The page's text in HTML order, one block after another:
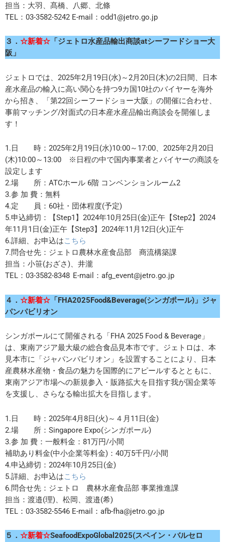
担当：大羽、髙橋、八郷、北條
TEL：03-3582-5242 E-mail：odd1@jetro.go.jp
３． ☆新着☆ 「ジェトロ水産品輸出商談atシーフードショー大
阪」
ジェトロでは、2025年2月19日(水)～2月20日(木)の2日間、日本
産水産品の輸入に高い関心を持つ9カ国10社のバイヤーを海外
から招き、「第22回シーフードショー大阪」の開催に合わせ、
事前マッチング/対面式の日本産水産品輸出商談会を開催しま
す！
1.日 時：2025年2月19日(水)10:00～17:00、2025年2月20日
(木)10:00～13:00 ※日程の中で国内事業者とバイヤーの商談を
設定します
2.場 所：ATCホール 6階 コンベンションルーム2
3.参 加 費：無料
4.定 員：60社・団体程度(予定)
5.申込締切：【Step1】2024年10月25日(金)正午【Step2】2024
年11月1日(金)正午【Step3】2024年11月12日(火)正午
6.詳細、お申込はこちら
7.問合せ先：ジェトロ農林水産食品部 商流構築課
担当：小笹(おざさ)、井瀧
TEL：03-3582-8348 E-mail：afg_event@jetro.go.jp
４． ☆新着☆ 「FHA2025Food&Beverage(シンガポール)」ジャ
パンパビリオン
シンガポールにて開催される「FHA 2025 Food & Beverage」
は、東南アジア最大級の総合食品見本市です。ジェトロは、本
見本市に「ジャパンパビリオン」を設置することにより、日本
産農林水産物・食品の魅力を国際的にアピールするとともに、
東南アジア市場への新規参入・販路拡大を目指す我が国企業等
を支援し、さらなる輸出拡大を目指します。
1.日 時：2025年4月8日(火)～４月11日(金)
2.場 所：Singapore Expo(シンガポール)
3.参 加 費：一般料金：81万円/小間
補助あり料金(中小企業等料金)：40万5千円/小間
4.申込締切：2024年10月25日(金)
5.詳細、お申込はこちら
6.問合せ先：ジェトロ 農林水産食品部 事業推進課
担当：渡邉(理)、松岡、渡邉(希)
TEL：03-3582-5546 E-mail：afb-fha@jetro.go.jp
５． ☆新着☆SeafoodExpoGlobal2025(スペイン・バルセロ